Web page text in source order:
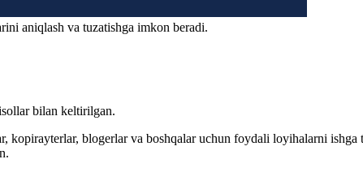
aniqlash va tuzatishga imkon beradi.
bilan keltirilgan.
blogerlar va boshqalar uchun foydali loyihalarni ishga